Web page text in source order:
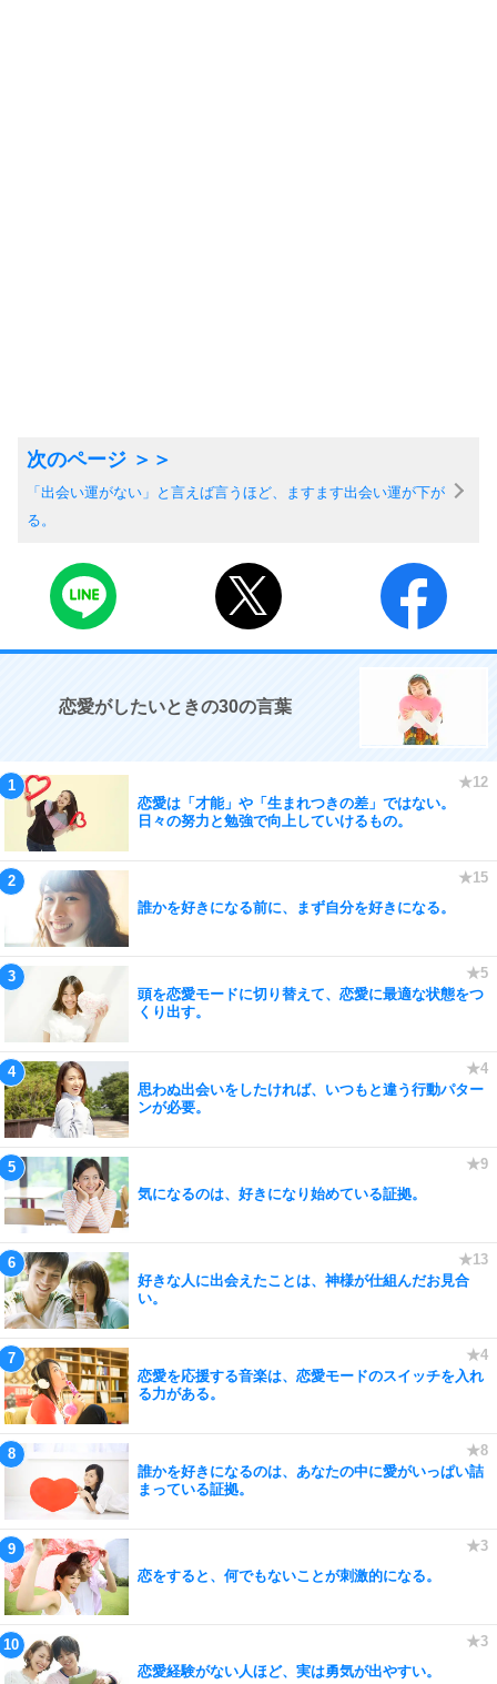
「出会い運がない」と言えば言うほど、ますます出会い運が下が
る。
恋愛がしたいときの30の言葉
恋愛は「才能」や「生まれつきの差」ではない。
日々の努力と勉強で向上していけるもの。
誰かを好きになる前に、まず自分を好きになる。
頭を恋愛モードに切り替えて、恋愛に最適な状態をつ
くり出す。
思わぬ出会いをしたければ、いつもと違う行動パター
ンが必要。
気になるのは、好きになり始めている証拠。
好きな人に出会えたことは、神様が仕組んだお見合
い。
恋愛を応援する音楽は、恋愛モードのスイッチを入れ
る力がある。
誰かを好きになるのは、あなたの中に愛がいっぱい詰
まっている証拠。
恋をすると、何でもないことが刺激的になる。
恋愛経験がない人ほど、実は勇気が出やすい。